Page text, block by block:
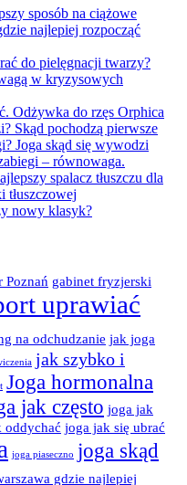
sposób na ciążowe
najlepiej rozpocząć
do pielęgnacji twarzy?
w kryzysowych
Odżywka do rzęs Orphica
Skąd pochodzą pierwsze
Joga skąd się wywodzi
– równowaga.
spalacz tłuszczu dla
tłuszczowej
nowy klasyk?
Poznań gabinet fryzjerski
uprawiać
na odchudzanie jak joga
jak szybko i
Joga hormonalna
jak często joga jak
oddychać joga jak się ubrać
joga piaseczno joga skąd
gdzie najlepiej